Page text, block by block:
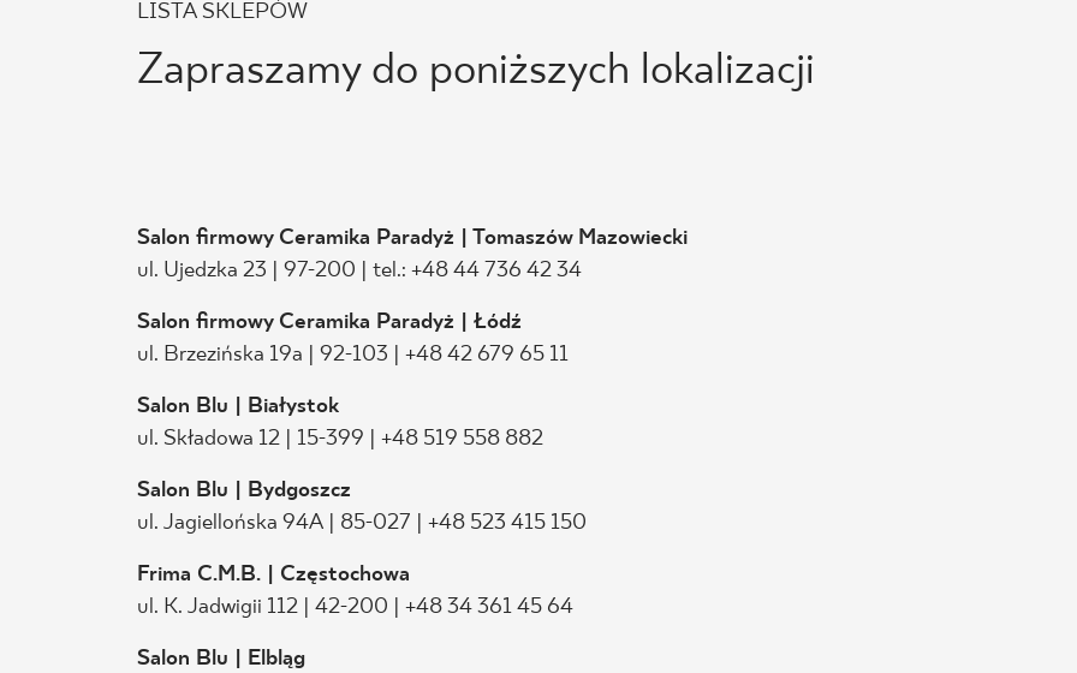
LISTA SKLEPÓW
Zapraszamy do poniższych lokalizacji
Salon firmowy Ceramika Paradyż | Tomaszów Mazowiecki
ul. Ujedzka 23 | 97-200 | tel.: +48 44 736 42 34
Salon firmowy Ceramika Paradyż | Łódź
ul. Brzezińska 19a | 92-103 | +48 42 679 65 11
Salon Blu | Białystok
ul. Składowa 12 | 15-399 | +48 519 558 882
Salon Blu | Bydgoszcz
ul. Jagiellońska 94A | 85-027 | +48 523 415 150
Frima C.M.B. | Częstochowa
ul. K. Jadwigii 112 | 42-200 | +48 34 361 45 64
Salon Blu | Elbląg